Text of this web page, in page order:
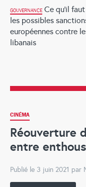
GOUVERNANCE Ce qu’il
les possibles
européennes contre
libanais
CINÉMA
Réouverture
entre
Publié le 3 juin 2021 par